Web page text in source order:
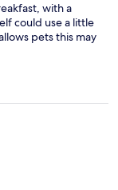
with a
could use a little
pets this may